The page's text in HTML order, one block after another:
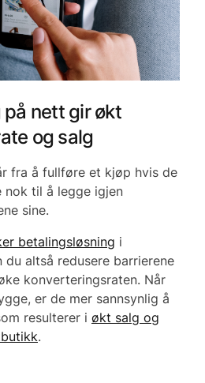
på nett gir økt
og salg
fra å fullføre et kjøp hvis de
til å legge igjen
sine.
betalingsløsning i
altså redusere barrierene
konverteringsraten. Når
er de mer sannsynlig å
resulterer i økt salg og
.